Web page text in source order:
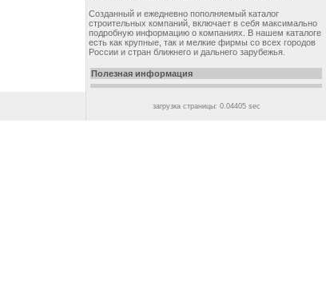
Созданный и ежедневно пополняемый каталог
строительных компаний, включает в себя максимально
подробную информацию о компаниях. В нашем каталоге
есть как крупные, так и мелкие фирмы со всех городов
России и стран ближнего и дальнего зарубежья.
Полезная информация
загрузка страницы: 0.04405 sec